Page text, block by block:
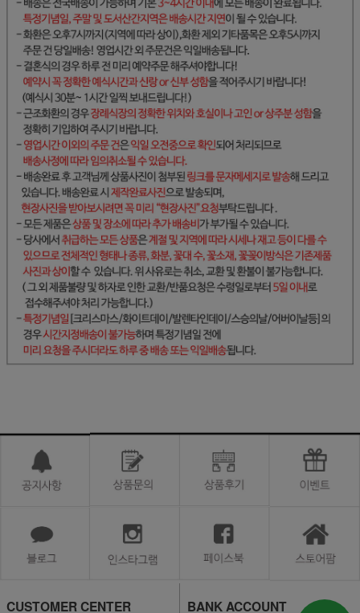
CUSTOMER CENTER BANK ACCOUNT